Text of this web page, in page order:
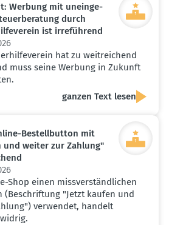
Werbung mit unein­ge­
durch
ist irreführend
hat zu weitreichend
muss seine Werbung in Zukunft
ganzen Text lesen
Bestell­button mit
und weiter zur Zahlung"
Shop einen missverständlichen
(Beschriftung "Jetzt kaufen und
verwendet, handelt